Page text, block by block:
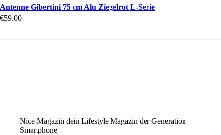
Antenne Gibertini 75 cm Alu Ziegelrot L-Serie
€59.00
Nice-Magazin dein Lifestyle Magazin der Generation
Smartphone